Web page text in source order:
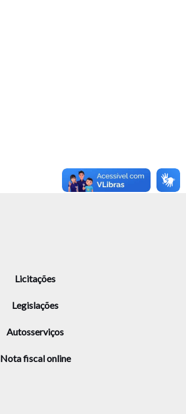
Licitações
Legislações
Autosserviços
Nota fiscal online